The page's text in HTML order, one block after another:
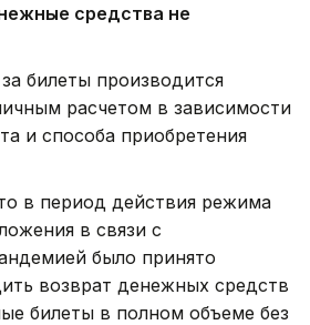
средства не
билеты производится
расчетом в зависимости
и способа приобретения
в период действия режима
в связи с
было принято
возврат денежных средств
билеты в полном объеме без